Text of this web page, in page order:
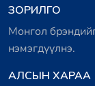
ЗОРИЛГО
Монгол
нэмэгдүүлнэ.
АЛСЫН ХАРАА